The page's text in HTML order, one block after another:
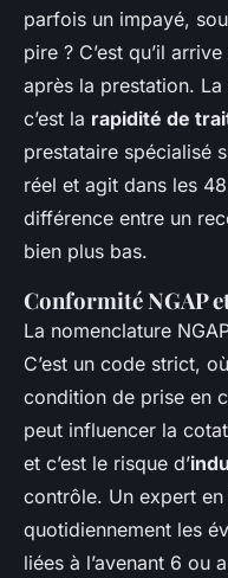
parfois un impayé,
pire ? C’est qu’il
après la prestation.
c’est la rapidité de
prestataire spécialisé
réel et agit dans les
différence entre un
bien plus bas.
Conformité NGAP
La nomenclature
C’est un code strict,
condition de prise en
peut influencer la
et c’est le risque d’indu
contrôle. Un expert
quotidiennement les
liées à l’avenant 6 ou